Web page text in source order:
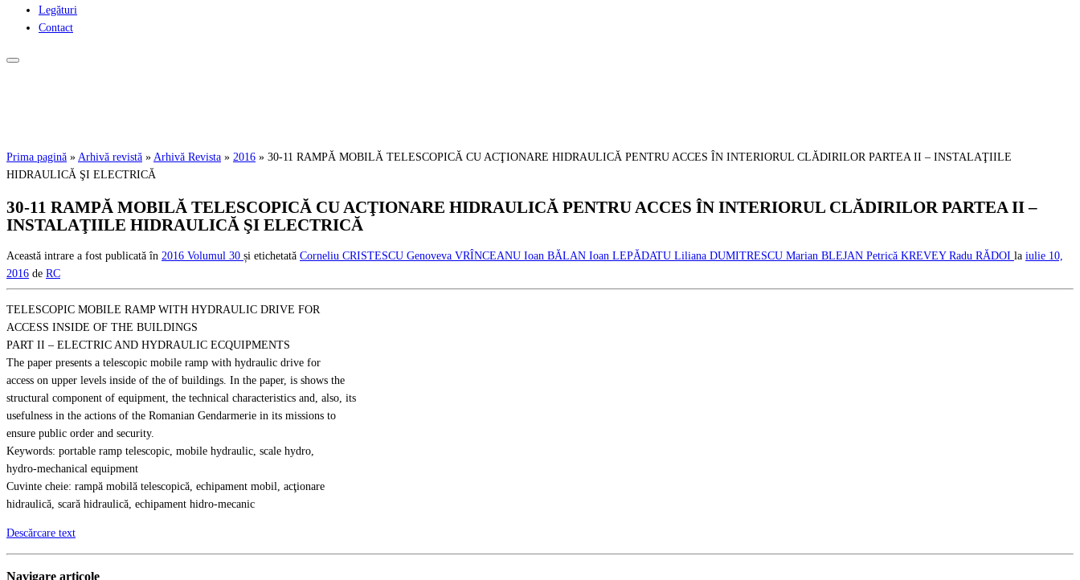
Legături
Contact
Prima pagină » Arhivă revistă » Arhivă Revista » 2016 » 30-11 RAMPĂ MOBILĂ TELESCOPICĂ CU ACŢIONARE HIDRAULICĂ PENTRU ACCES ÎN INTERIORUL CLĂDIRILOR PARTEA II – INSTALAŢIILE
HIDRAULICĂ ŞI ELECTRICĂ
30-11 RAMPĂ MOBILĂ TELESCOPICĂ CU ACŢIONARE HIDRAULICĂ PENTRU ACCES ÎN INTERIORUL CLĂDIRILOR PARTEA II –
INSTALAŢIILE HIDRAULICĂ ŞI ELECTRICĂ
Această intrare a fost publicată în 2016 Volumul 30 și etichetată Corneliu CRISTESCU Genoveva VRÎNCEANU Ioan BĂLAN Ioan LEPĂDATU Liliana DUMITRESCU Marian BLEJAN Petrică KREVEY Radu RĂDOI la iulie 10,
2016 de RC
TELESCOPIC MOBILE RAMP WITH HYDRAULIC DRIVE FOR
ACCESS INSIDE OF THE BUILDINGS
PART II – ELECTRIC AND HYDRAULIC ECQUIPMENTS
The paper presents a telescopic mobile ramp with hydraulic drive for
access on upper levels inside of the of buildings. In the paper, is shows the
structural component of equipment, the technical characteristics and, also, its
usefulness in the actions of the Romanian Gendarmerie in its missions to
ensure public order and security.
Keywords: portable ramp telescopic, mobile hydraulic, scale hydro,
hydro-mechanical equipment
Cuvinte cheie: rampă mobilă telescopică, echipament mobil, acţionare
hidraulică, scară hidraulică, echipament hidro-mecanic
Descărcare text
Navigare articole